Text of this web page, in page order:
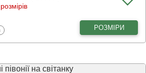
РОЗМІРИ